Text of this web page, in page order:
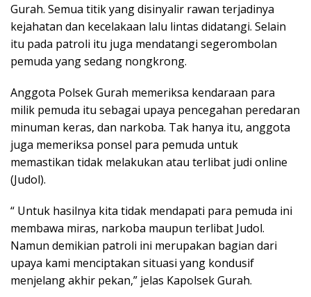
Gurah. Semua titik yang disinyalir rawan terjadinya
kejahatan dan kecelakaan lalu lintas didatangi. Selain
itu pada patroli itu juga mendatangi segerombolan
pemuda yang sedang nongkrong.
Anggota Polsek Gurah memeriksa kendaraan para
milik pemuda itu sebagai upaya pencegahan peredaran
minuman keras, dan narkoba. Tak hanya itu, anggota
juga memeriksa ponsel para pemuda untuk
memastikan tidak melakukan atau terlibat judi online
(Judol).
“ Untuk hasilnya kita tidak mendapati para pemuda ini
membawa miras, narkoba maupun terlibat Judol.
Namun demikian patroli ini merupakan bagian dari
upaya kami menciptakan situasi yang kondusif
menjelang akhir pekan,” jelas Kapolsek Gurah.